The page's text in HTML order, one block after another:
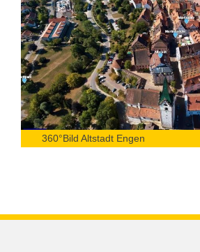
360°Bild Altstadt Engen